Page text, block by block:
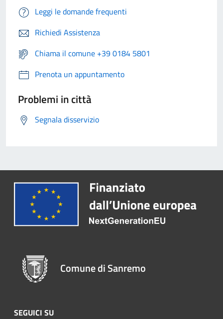
Leggi le domande frequenti
Richiedi Assistenza
Chiama il comune +39 0184 5801
Prenota un appuntamento
Problemi in città
Segnala disservizio
Comune di Sanremo
SEGUICI SU